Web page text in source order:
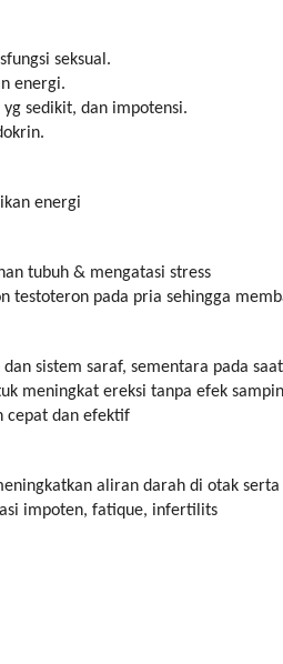
seksual.
energi.
sedikit, dan impotensi.
energi
tubuh & mengatasi stress
testoteron pada pria sehingga
sistem saraf, sementara pada
meningkat ereksi tanpa efek
cepat dan efektif
aliran darah di otak
impoten, fatique, infertilits